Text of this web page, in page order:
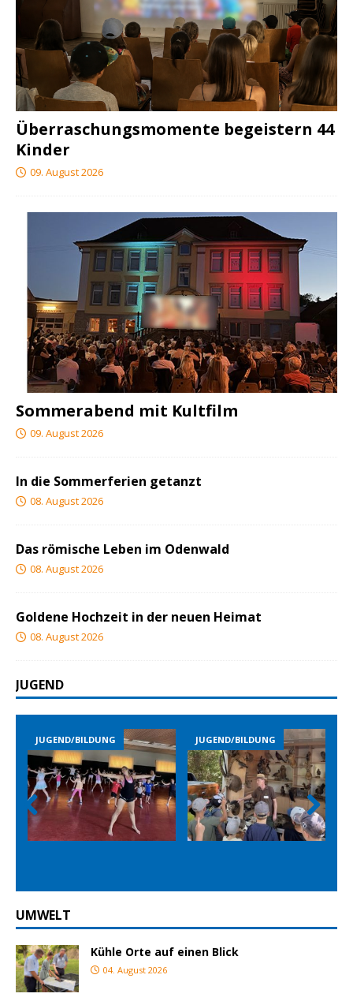
Überraschungsmomente begeistern 44
Kinder
09. August 2026
Sommerabend mit Kultfilm
09. August 2026
In die Sommerferien getanzt
08. August 2026
Das römische Leben im Odenwald
08. August 2026
Goldene Hochzeit in der neuen Heimat
08. August 2026
JUGEND
JUGEND/BILDUNG JUGEND/BILDUNG
Prev
ious
Nex
t
UMWELT
Kühle Orte auf einen Blick
04. August 2026